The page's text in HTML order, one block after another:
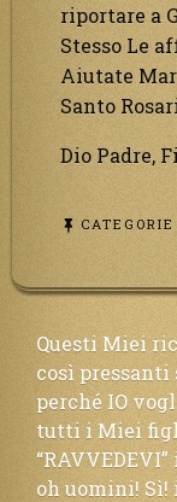
riportare a
Stesso Le
Aiutate
Santo
Dio Padre,
CATEGORIE
articoli
Questi Miei
così pressanti
perché IO
tutti i Miei
oh uomini!